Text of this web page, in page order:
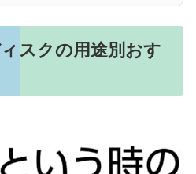
スクの用途別おす